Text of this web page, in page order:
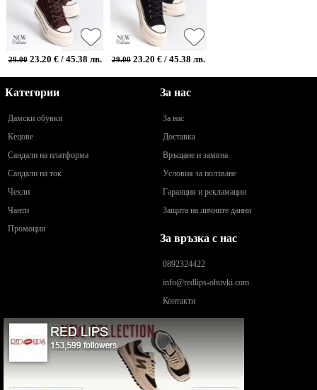
29.0023.20 € / 45.38 лв. 29.0023.20 € / 45.38 лв.
Категории
Дамски обувки
Кецове
Сандали на платформа
Сандали на ток
Чехли
Чанти
Промоции
За нас
За нас
Доставка
Връщане и замяна
Условия за ползване
Гаранция и рекламации
Защита на личните данни
За връзка с нас
0892324422
info@redlips-obuvki.com
Контакти